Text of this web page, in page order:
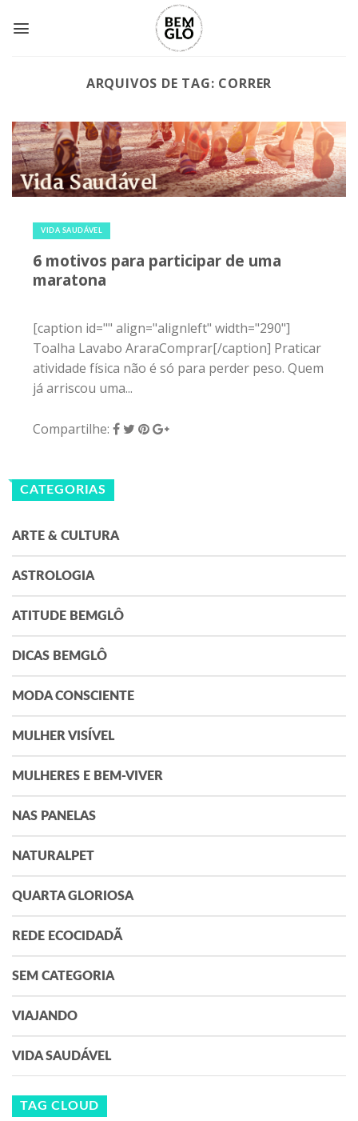
ARQUIVOS DE TAG: CORRER
VIDA SAUDÁVEL
6 motivos para participar de uma
maratona
[caption id="" align="alignleft" width="290"]
Toalha Lavabo AraraComprar[/caption] Praticar
atividade física não é só para perder peso. Quem
já arriscou uma...
Compartilhe:
CATEGORIAS
ARTE & CULTURA
ASTROLOGIA
ATITUDE BEMGLÔ
DICAS BEMGLÔ
MODA CONSCIENTE
MULHER VISÍVEL
MULHERES E BEM-VIVER
NAS PANELAS
NATURALPET
QUARTA GLORIOSA
REDE ECOCIDADÃ
SEM CATEGORIA
VIAJANDO
VIDA SAUDÁVEL
TAG CLOUD